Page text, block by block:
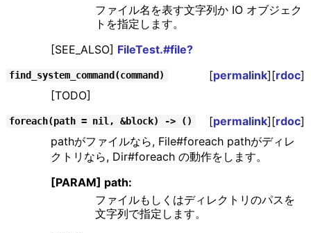
ファイル名を表す文字列か IO オブジェク
トを指定します。
[SEE_ALSO] FileTest.#file?
find_system_command(command) [permalink][rdoc]
[TODO]
foreach(path = nil, &block) -> () [permalink][rdoc]
pathがファイルなら, File#foreach pathがディレ
クトリなら, Dir#foreach の動作をします。
[PARAM] path:
ファイルもしくはディレクトリのパスを
文字列で指定します。